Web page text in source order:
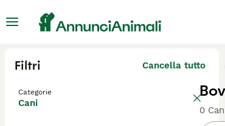
Filtri Cancella tutto
Categorie
Cani
0